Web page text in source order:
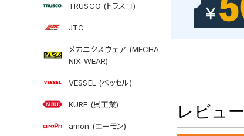
TRUSCO (トラスコ)
JTC
メカニクスウェア (MECHA
NIX WEAR)
VESSEL (ベッセル)
KURE (呉工業)
amon (エーモン)
レビュー